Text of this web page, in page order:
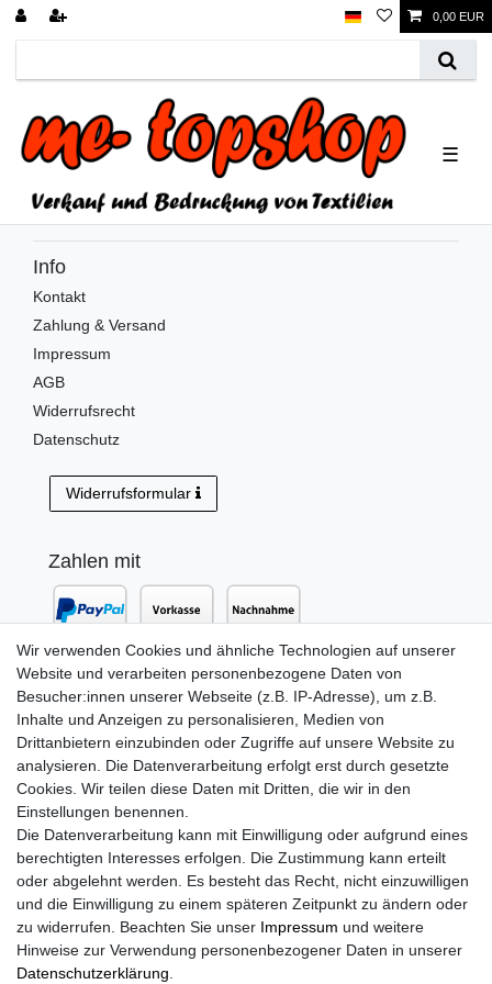
0,00 EUR
☰
Info
Kontakt
Zahlung & Versand
Impressum
AGB
Widerrufsrecht
Datenschutz
Widerrufsformular
Zahlen mit
Versand mit
Newsletter Anmeldung
E-MAIL **
Newsletter
Honig
Wir verwenden Cookies und ähnliche Technologien auf unserer
Website und verarbeiten personenbezogene Daten von
Besucher:innen unserer Webseite (z.B. IP-Adresse), um z.B.
Inhalte und Anzeigen zu personalisieren, Medien von
Drittanbietern einzubinden oder Zugriffe auf unsere Website zu
analysieren. Die Datenverarbeitung erfolgt erst durch gesetzte
Cookies. Wir teilen diese Daten mit Dritten, die wir in den
Einstellungen benennen.
Die Datenverarbeitung kann mit Einwilligung oder aufgrund eines
berechtigten Interesses erfolgen. Die Zustimmung kann erteilt
oder abgelehnt werden. Es besteht das Recht, nicht einzuwilligen
und die Einwilligung zu einem späteren Zeitpunkt zu ändern oder
zu widerrufen. Beachten Sie unser Impressum und weitere
Hinweise zur Verwendung personenbezogener Daten in unserer
Daten­schutz­erklärung